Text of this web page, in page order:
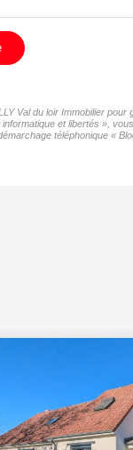
Val du loir Immobilier
et libertés »,
téléphonique «